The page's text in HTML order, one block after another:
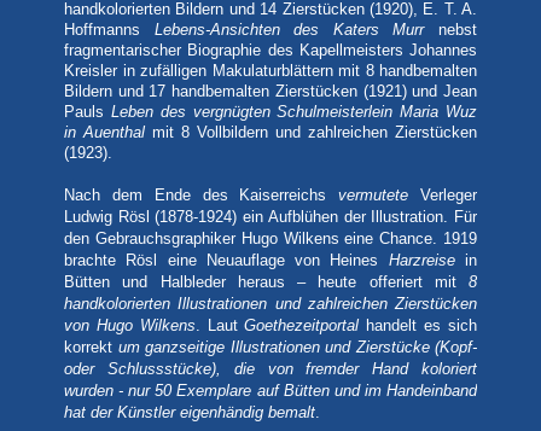
handkolorierten Bildern und 14 Zierstücken (1920), E. T. A.
Hoffmanns Lebens-Ansichten des Katers Murrnebst
fragmentarischer Biographie des Kapellmeisters Johannes
Kreisler in zufälligen Makulaturblättern mit 8 handbemalten
Bildern und 17 handbemalten Zierstücken (1921) und Jean
Pauls Leben des vergnügten Schulmeisterlein Maria Wuz
in Auenthal mit 8 Vollbildern und zahlreichen Zierstücken
(1923).
Nach dem Ende des Kaiserreichsvermutete Verleger
Ludwig Rösl (1878-1924) ein Aufblühen der Illustration. Für
den Gebrauchsgraphiker Hugo Wilkens eine Chance. 1919
brachte Rösl eine Neuauflage von Heines Harzreisein
Bütten und Halbleder heraus – heute offeriert mit 8
handkolorierten Illustrationen und zahlreichen Zierstücken
von Hugo Wilkens. LautGoethezeitportal handelt es sich
korrekt um ganzseitige Illustrationen und Zierstücke (Kopf-
oder Schlussstücke), die von fremder Hand koloriert
wurden - nur 50 Exemplare auf Bütten und im Handeinband
hat der Künstler eigenhändig bemalt.